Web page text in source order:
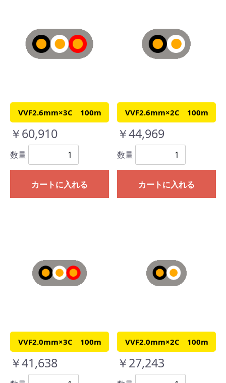
VVF2.6mm×3C 100m
￥60,910
数量
カートに入れる
VVF2.6mm×2C 100m
￥44,969
数量
カートに入れる
VVF2.0mm×3C 100m
￥41,638
VVF2.0mm×2C 100m
￥27,243